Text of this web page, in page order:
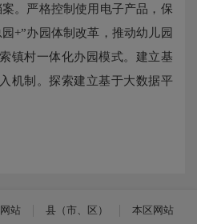
。严格控制使用电子产品，保
+”办园体制改革，推动幼儿园
镇村一体化办园模式。建立基
机制。探索建立基于大数据平
站 县（市、区） 本区网站